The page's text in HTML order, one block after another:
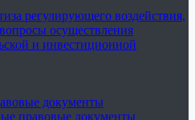
регулирующего воздействия,
осуществления
и инвестиционной
документы
правовые документы